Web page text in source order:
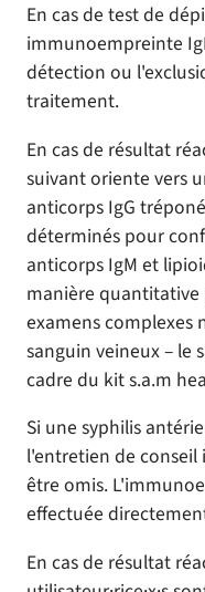
En cas de test de
immunoempreinte
détection ou
traitement.
En cas de résultat
suivant oriente vers
anticorps IgG
déterminés pour
anticorps IgM et
manière quantitative
examens complexes
sanguin veineux – le
cadre du kit s.a.m
Si une syphilis
l'entretien de
être omis.
effectuée
En cas de résultat